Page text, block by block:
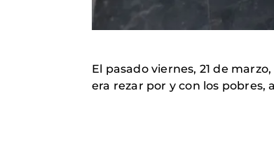
El pasado viernes, 21 de
era rezar por y con los pobres,